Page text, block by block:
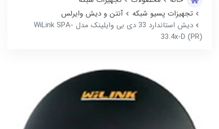
تجهیزات پسیو شبکه
آنتن و دیش وایرلس
دیش استاندارد 33 دی بی وایلینک مدل WiLink SPA-
33.4x-D (PR)